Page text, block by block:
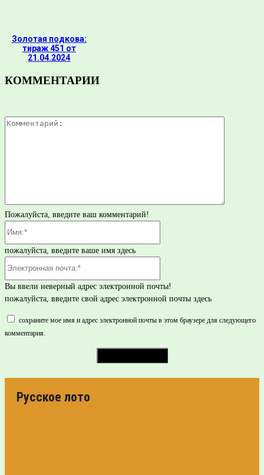
Золотая подкова:
тираж 451 от
21.04.2024
КОММЕНТАРИИ
Пожалуйста, введите ваш комментарий!
пожалуйста, введите ваше имя здесь
Вы ввели неверный адрес электронной почты!
пожалуйста, введите свой адрес электронной почты здесь
сохраните мое имя и адрес электронной почты в этом браузере для следующего
комментария.
Русское лото